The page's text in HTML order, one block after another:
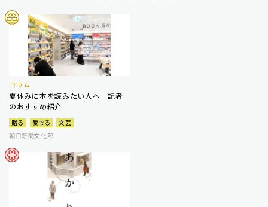
コラム
夏休みに本を読みたい人へ 記者
のおすすめ紹介
贈る 愛でる
文芸
朝日新聞文化部